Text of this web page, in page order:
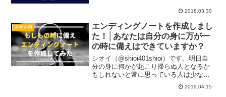
2018.03.30
資産運用
エンディングノートを作成しまし
た！│あなたは自分の身に万が一
の時に備えはできていますか？
シオイ（@shioi401shioi）です。明日自
分の身に何かが起こり帰らぬ人となるか
もしれないと常に思っている人は少ない
と思います。自分も毎日寝て起きたら次
の日がくるのが当たり前だと思っていま
2019.04.15